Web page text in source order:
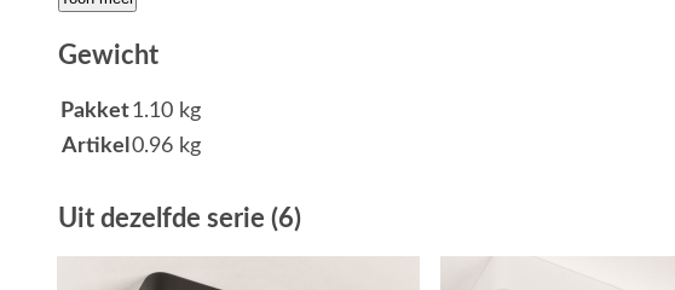
Gewicht
Pakket1.10 kg
Artikel 0.96 kg
Uit dezelfde serie (6)